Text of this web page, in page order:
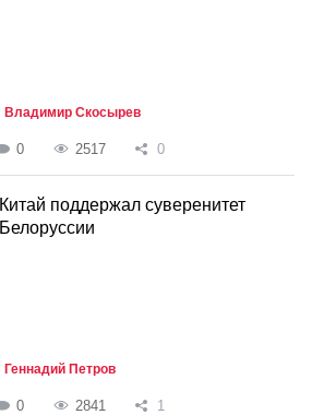
Владимир Скосырев
0 2517 0
Китай поддержал суверенитет
Белоруссии
Геннадий Петров
0 2841 1